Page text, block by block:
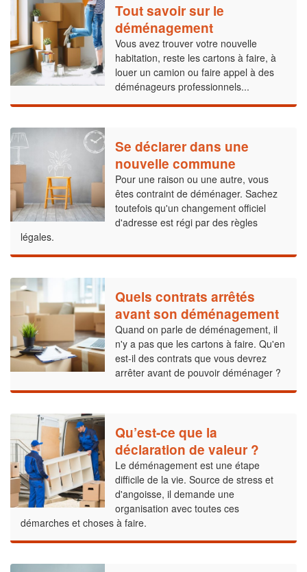
Tout savoir sur le
déménagement
Vous avez trouver votre nouvelle
habitation, reste les cartons à faire, à
louer un camion ou faire appel à des
déménageurs professionnels...
Se déclarer dans une
nouvelle commune
Pour une raison ou une autre, vous
êtes contraint de déménager. Sachez
toutefois qu'un changement officiel
d'adresse est régi par des règles
légales.
Quels contrats arrêtés
avant son déménagement
Quand on parle de déménagement, il
n'y a pas que les cartons à faire. Qu'en
est-il des contrats que vous devrez
arrêter avant de pouvoir déménager ?
Qu’est-ce que la
déclaration de valeur ?
Le déménagement est une étape
difficile de la vie. Source de stress et
d'angoisse, il demande une
organisation avec toutes ces
démarches et choses à faire.